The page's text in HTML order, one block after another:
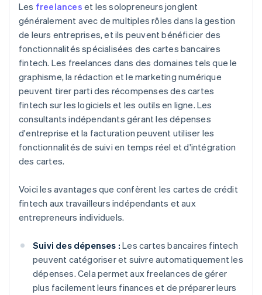
Les freelances et les solopreneurs jonglent
généralement avec de multiples rôles dans la gestion
de leurs entreprises, et ils peuvent bénéficier des
fonctionnalités spécialisées des cartes bancaires
fintech. Les freelances dans des domaines tels que le
graphisme, la rédaction et le marketing numérique
peuvent tirer parti des récompenses des cartes
fintech sur les logiciels et les outils en ligne. Les
consultants indépendants gérant les dépenses
d'entreprise et la facturation peuvent utiliser les
fonctionnalités de suivi en temps réel et d'intégration
des cartes.
Voici les avantages que confèrent les cartes de crédit
fintech aux travailleurs indépendants et aux
entrepreneurs individuels.
Suivi des dépenses : Les cartes bancaires fintech
peuvent catégoriser et suivre automatiquement les
dépenses. Cela permet aux freelances de gérer
plus facilement leurs finances et de préparer leurs